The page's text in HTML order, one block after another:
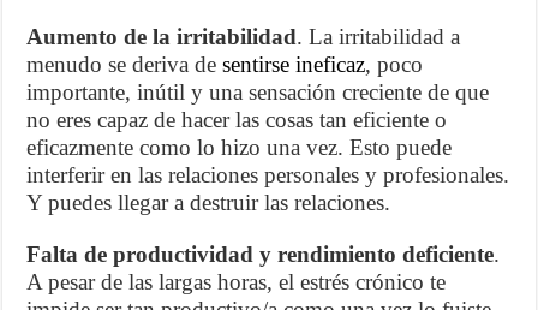
Aumento de la irritabilidad. La irritabilidad a
menudo se deriva desentirse ineficaz, poco
importante, inútil y una sensación creciente de que
no eres capaz de hacer las cosas tan eficiente o
eficazmente como lo hizo una vez. Esto puede
interferir en las relaciones personales y profesionales.
Y puedes llegar a destruir las relaciones.
Falta de productividad y rendimiento deficiente.
A pesar de las largas horas, el estrés crónico te